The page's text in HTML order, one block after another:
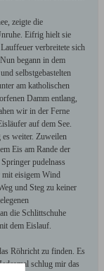
zeigte die
Eifrig hielt sie
verbreitete sich
begann in dem
selbstgebastelten
am katholischen
Damm entlang,
wir in der Ferne
auf dem See.
weiter. Zuweilen
Eis am Rande der
pudelnass
mit eisigem Wind
und Steg zu keiner
die Schlittschuhe
dem Eislauf.
Röhricht zu finden. Es
schlug mir das